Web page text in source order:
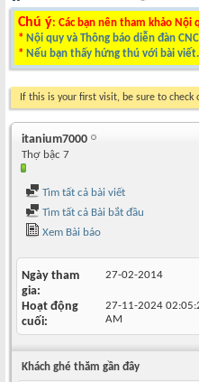
Chú ý: Các bạn nên tham khảo
* Nội quy và Thông báo diễn đàn
* Nếu bạn thấy hứng thú với bài
If this is your first visit, be sure to check
itanium7000
Thợ bậc 7
Tìm tất cả bài viết
Tìm tất cả Bài bắt đầu
Xem Bài báo
Ngày tham
gia
27-02-2014
Hoạt động
cuối
27-11-2024
AM
Khách ghé thăm gần đây